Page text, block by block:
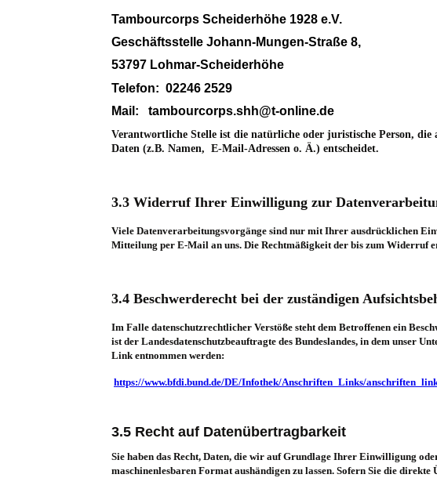
Tambourcorps Scheiderhöhe 1928 e.V.
Geschäftsstelle Johann-Mungen-Straße 8,
53797 Lohmar-Scheiderhöhe
Telefon: 02246 2529
Mail: tambourcorps.shh@t-online.de
Verantwortliche Stelle ist die natürliche oder juristische Person,
Daten (z.B. Namen, E-Mail-Adressen o. Ä.) entscheidet.
3.3 Widerruf Ihrer Einwilligung zur
Viele Datenverarbeitungsvorgänge sind nur mit Ihrer ausdrücklichen
Mitteilung per E-Mail an uns. Die Rechtmäßigkeit der bis zum
3.4 Beschwerderecht bei der zuständigen
Im Falle datenschutzrechtlicher Verstöße steht dem Betroffenen ein
ist der Landesdatenschutzbeauftragte des Bundeslandes, in dem unser
Link entnommen werden:
https://www.bfdi.bund.de/DE/Infothek/Anschriften_Links/
3.5 Recht auf Datenübertragbarkeit
Sie haben das Recht, Daten, die wir auf Grundlage Ihrer Einwilligung
maschinenlesbaren Format aushändigen zu lassen. Sofern Sie die